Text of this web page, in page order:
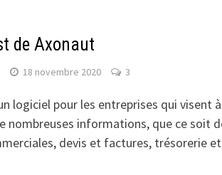
de Axonaut
18 novembre 2020 3
logiciel pour les entreprises qui visent à
nombreuses informations, que ce soit
devis et factures, trésorerie et